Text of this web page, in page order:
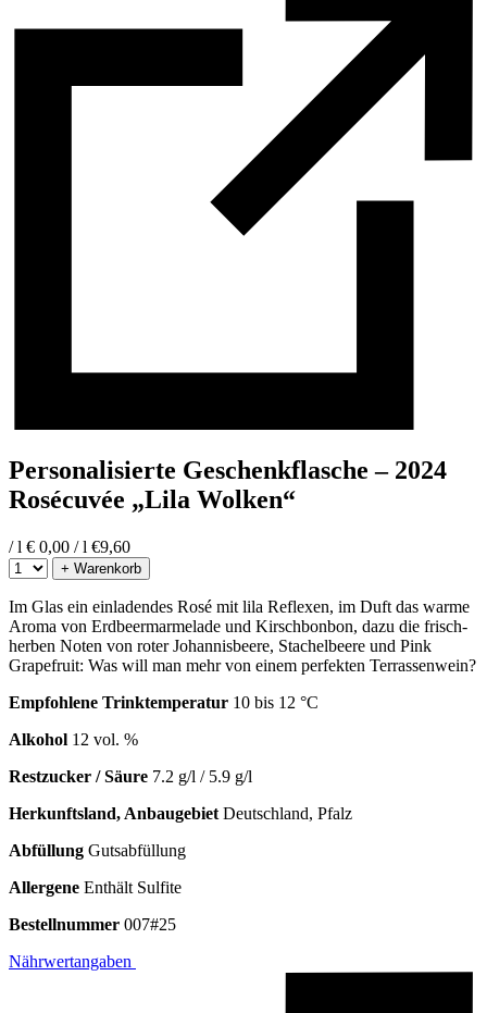
Personalisierte Geschenkflasche – 2024
Rosécuvée „Lila Wolken“
/ l € 0,00 / l €9,60
+ Warenkorb
Im Glas ein einladendes Rosé mit lila Reflexen, im Duft das warme
Aroma von Erdbeermarmelade und Kirschbonbon, dazu die frisch-
herben Noten von roter Johannisbeere, Stachelbeere und Pink
Grapefruit: Was will man mehr von einem perfekten Terrassenwein?
Empfohlene Trinktemperatur 10 bis 12 °C
Alkohol 12 vol. %
Restzucker / Säure 7.2 g/l / 5.9 g/l
Herkunftsland, Anbaugebiet Deutschland, Pfalz
Abfüllung Gutsabfüllung
Allergene Enthält Sulfite
Bestellnummer 007#25
Nährwertangaben